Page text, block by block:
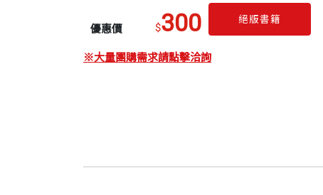
優惠價 $300 絕版書籍
※大量團購需求請點擊洽詢